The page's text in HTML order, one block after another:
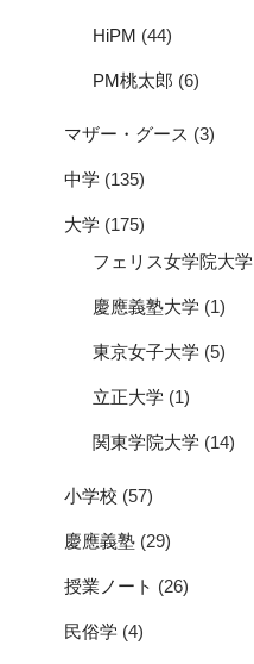
HiPM (44)
PM桃太郎 (6)
マザー・グース (3)
中学 (135)
大学 (175)
フェリス女学院大学
慶應義塾大学 (1)
東京女子大学 (5)
立正大学 (1)
関東学院大学 (14)
小学校 (57)
慶應義塾 (29)
授業ノート (26)
民俗学 (4)